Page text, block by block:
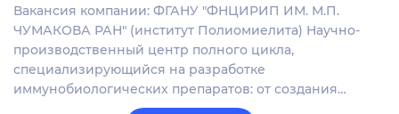
Вакансия компании: ФГАНУ "ФНЦИРИП ИМ. М.П.
ЧУМАКОВА РАН" (институт Полиомиелита) Научно-
производственный центр полного цикла,
специализирующийся на разработке
иммунобиологических препаратов: от создания…